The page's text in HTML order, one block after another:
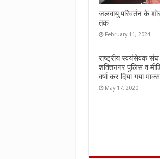
जलवायु परिवर्तन के
तक
February 11, 2024
राष्ट्रीय स्वयंसेवक संघ
शक्तिनगर पुलिस व
वर्षा कर दिया गया
May 17, 2020